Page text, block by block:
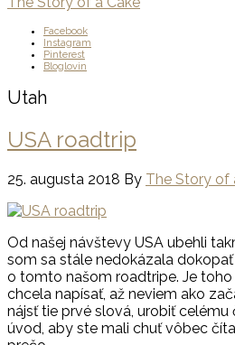
Facebook
Instagram
Pinterest
Bloglovin
Utah
USA roadtrip
25. augusta 2018 By The Story of
Od našej návštevy USA ubehli
som sa stále nedokázala dokopať
o tomto našom roadtripe. Je
chcela napísať, až neviem ako
nájsť tie prvé slová, urobiť
úvod, aby ste mali chuť vôbec